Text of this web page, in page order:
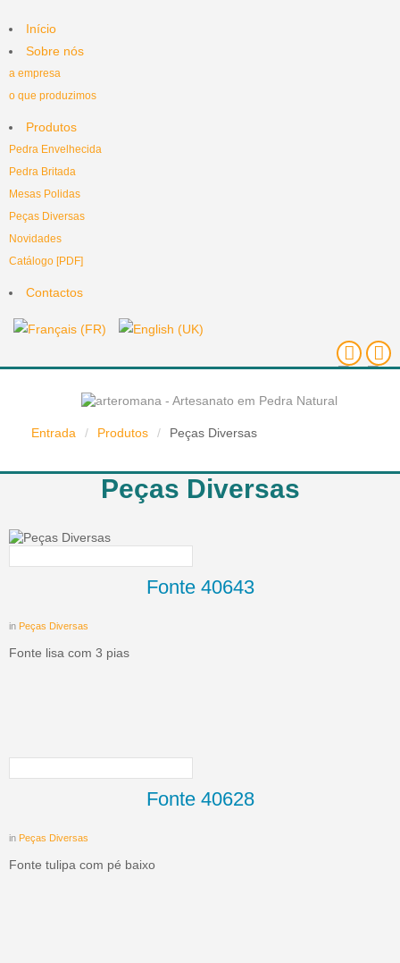
Início
Sobre nós
a empresa
o que produzimos
Produtos
Pedra Envelhecida
Pedra Britada
Mesas Polidas
Peças Diversas
Novidades
Catálogo [PDF]
Contactos
Entrada / Produtos / Peças Diversas
Peças Diversas
Fonte 40643
in Peças Diversas
Fonte lisa com 3 pias
Fonte 40628
in Peças Diversas
Fonte tulipa com pé baixo